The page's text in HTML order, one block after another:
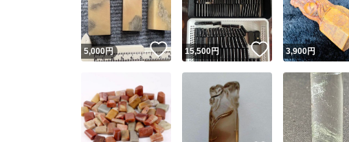
5,000円 いいね！
15,500円 いいね！
3,900円